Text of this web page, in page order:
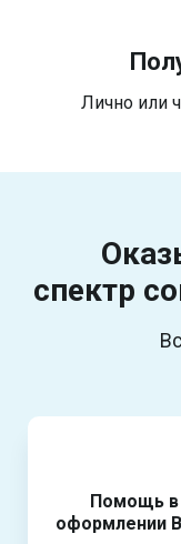
Лично или
спектр
Помощь в
оформлении